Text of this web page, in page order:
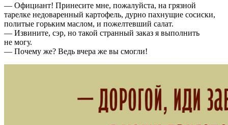
— Официант! Принесите мне, пожалуйста, на грязной
тарелке недоваренный картофель, дурно пахнущие сосиски,
политые горьким маслом, и пожелтевший салат.
— Извините, сэр, но такой странный заказ я выполнить
не могу.
— Почему же? Ведь вчера же вы смогли!